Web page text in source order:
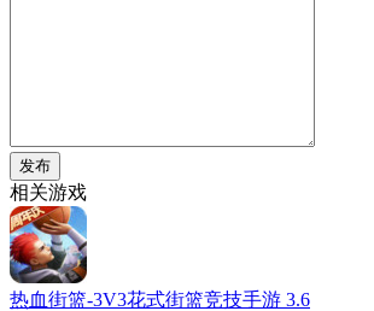
发布
相关游戏
热血街篮-3V3花式街篮竞技手游 3.6